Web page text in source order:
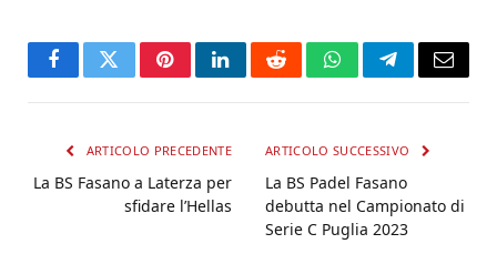
FacebookTwitterPinterestLinkedInRedditWhatsAppTelegramEmail
ARTICOLO PRECEDENTE
La BS Fasano a Laterza per
sfidare l’Hellas
ARTICOLO SUCCESSIVO
La BS Padel Fasano
debutta nel Campionato di
Serie C Puglia 2023